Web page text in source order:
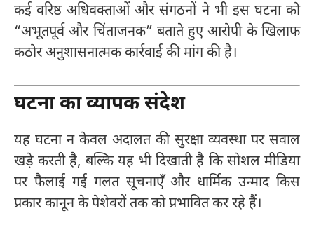
कई वरिष्ठ अधिवक्ताओं और संगठनों ने भी इस घटना को
“अभूतपूर्व और चिंताजनक” बताते हुए आरोपी के खिलाफ
कठोर अनुशासनात्मक कार्रवाई की मांग की है।
घटना का व्यापक संदेश
यह घटना न केवल अदालत की सुरक्षा व्यवस्था पर सवाल
खड़े करती है, बल्कि यह भी दिखाती है कि सोशल मीडिया
पर फैलाई गई गलत सूचनाएँ और धार्मिक उन्माद किस
प्रकार कानून के पेशेवरों तक को प्रभावित कर रहे हैं।